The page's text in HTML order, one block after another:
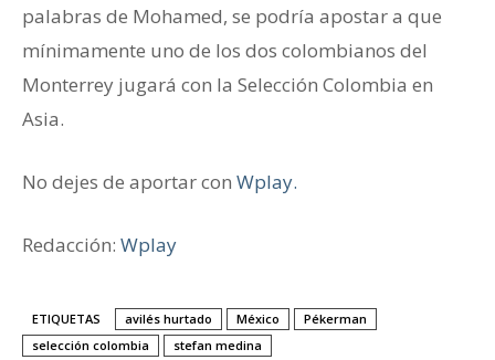
palabras de Mohamed, se podría apostar a que
mínimamente uno de los dos colombianos del
Monterrey jugará con la Selección Colombia en
Asia.
No dejes de aportar con Wplay.
Redacción: Wplay
ETIQUETAS avilés hurtado México
Pékerman
selección colombia
stefan medina